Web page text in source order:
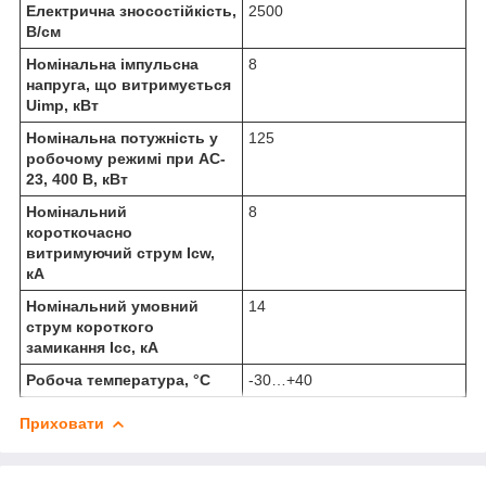
Електрична зносостійкість,
В/см
2500
Номінальна імпульсна
напруга, що витримується
Uimp, кВт
8
Номінальна потужність у
робочому режимі при AC-
23, 400 В, кВт
125
Номінальний
короткочасно
витримуючий струм Icw,
кА
8
Номінальний умовний
струм короткого
замикання Icc, кА
14
Робоча температура, °C -30…+40
Приховати